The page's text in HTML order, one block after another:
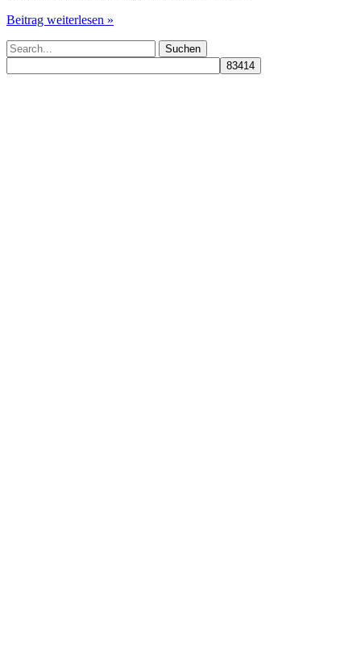
Schlafstörungen
Beitrag weiterlesen »
Suchen
nach: